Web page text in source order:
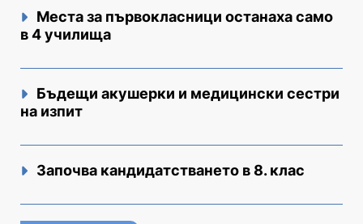
Места за първокласници останаха само
в 4 училища
Бъдещи акушерки и медицински сестри
на изпит
Започва кандидатстването в 8. клас